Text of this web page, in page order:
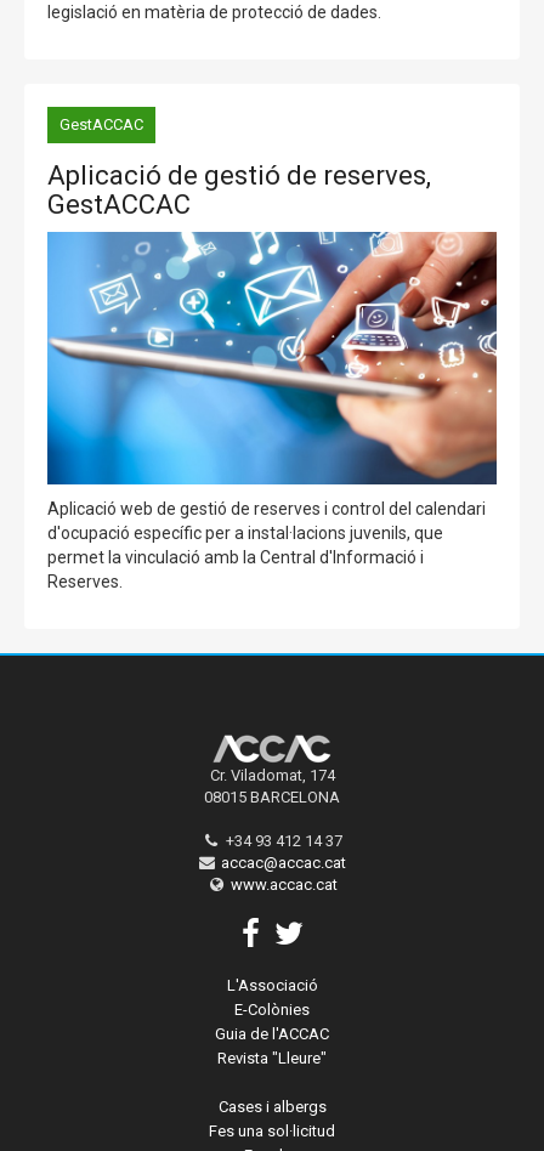
legislació en matèria de protecció de dades.
GestACCAC
Aplicació de gestió de reserves,
GestACCAC
Aplicació web de gestió de reserves i control del calendari
d'ocupació específic per a instal·lacions juvenils, que
permet la vinculació amb la Central d'Informació i
Reserves.
Cr. Viladomat, 174
08015 BARCELONA
+34 93 412 14 37
accac@accac.cat
www.accac.cat
L'Associació
E-Colònies
Guia de l'ACCAC
Revista "Lleure"
Cases i albergs
Fes una sol·licitud